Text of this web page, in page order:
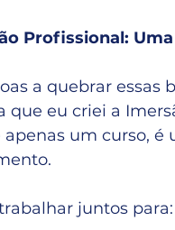
Profissional:
a quebrar
eu criei a
apenas um curso,
juntos para: